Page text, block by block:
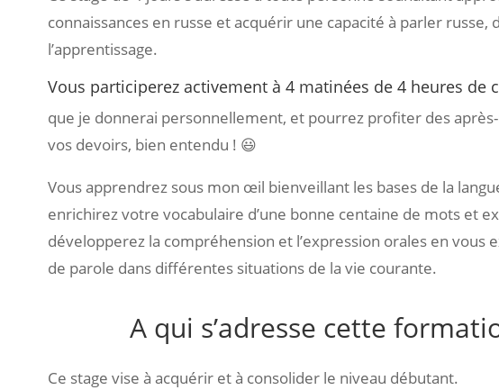
connaissances en russe et acquérir une capacité à parler russe,
l’apprentissage.
Vous participerez activement à 4 matinées de 4 heures de
que je donnerai personnellement, et pourrez profiter des
vos devoirs, bien entendu ! 😃
Vous apprendrez sous mon œil bienveillant les bases de la
enrichirez votre vocabulaire d’une bonne centaine de mots et
développerez la compréhension et l’expression orales en vous
de parole dans différentes situations de la vie courante.
A qui s’adresse cette
Ce stage vise à acquérir et à consolider le niveau débutant.